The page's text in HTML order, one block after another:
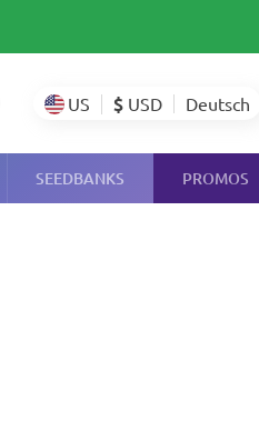
US $ USD Deutsch
SEEDBANKS PROMOS